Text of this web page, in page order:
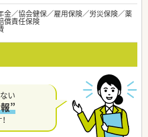
金／協会健保／雇用保険／労災保険／薬
償責任保険
い
”